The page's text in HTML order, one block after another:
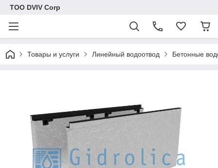
ТОО DVIV Corp
Товары и услуги Линейный водоотвод Бетонные